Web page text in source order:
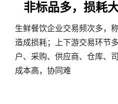
非标品多，损耗
生鲜餐饮企业交易频次多，
造成损耗；上下游交易环节
户、采购、供应商、仓库、
成本高，协同难